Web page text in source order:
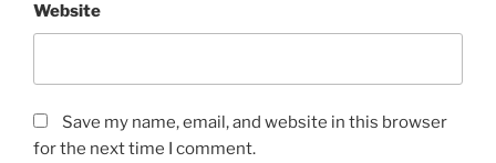
Website
Save my name, email, and website in this browser
for the next time I comment.